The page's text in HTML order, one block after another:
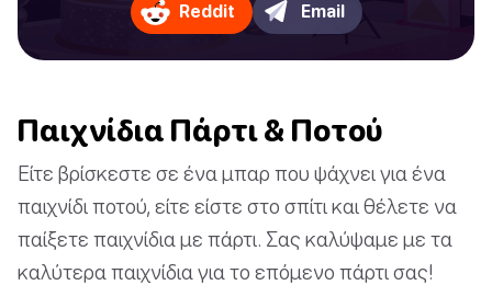
Reddit Email
Παιχνίδια Πάρτι & Ποτού
Είτε βρίσκεστε σε ένα μπαρ που ψάχνει για ένα
παιχνίδι ποτού, είτε είστε στο σπίτι και θέλετε να
παίξετε παιχνίδια με πάρτι. Σας καλύψαμε με τα
καλύτερα παιχνίδια για το επόμενο πάρτι σας!